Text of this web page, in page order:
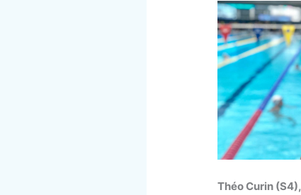
Théo Curin